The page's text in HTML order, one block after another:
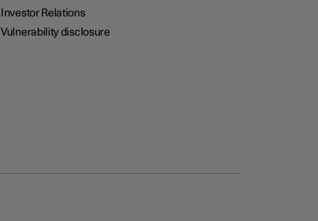
Investor Relations
Vulnerability disclosure